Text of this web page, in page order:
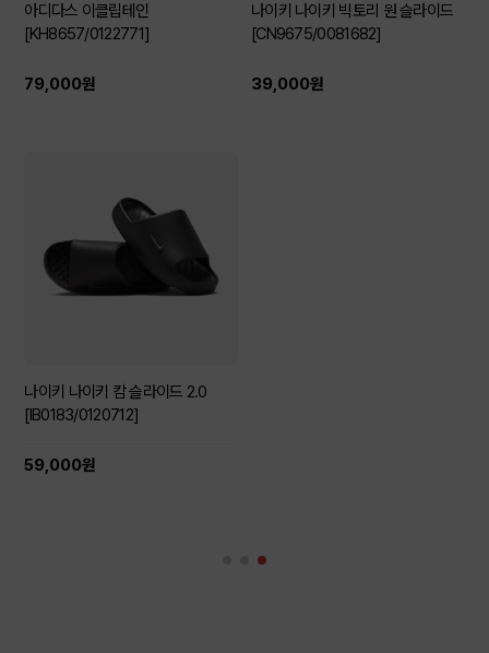
아디다스 이클립테인
[KH8657/0122771]
79,000원
나이키 나이키 빅토리 원 슬라이드
[CN9675/0081682]
39,000원
나이키 나이키 캄 슬라이드 2.0
[IB0183/0120712]
59,000원